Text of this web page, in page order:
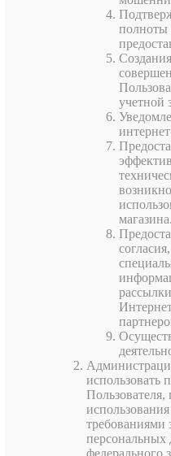
полноты
учетной
магазина.
использовать
Пользователя,
требованиями
персональных
федерального